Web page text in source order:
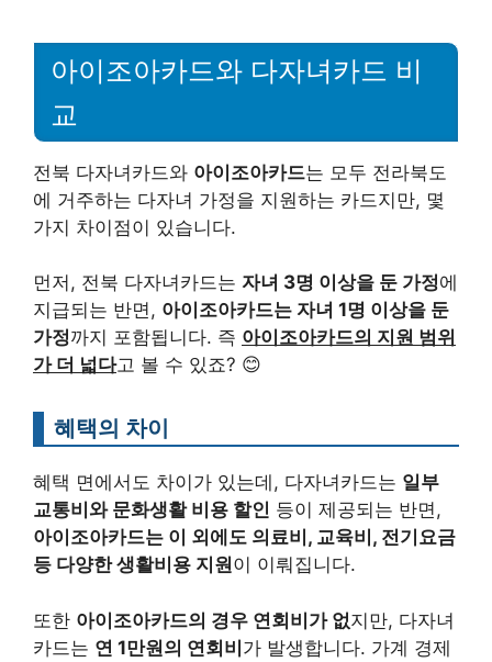
아이조아카드와 다자녀카드 비
교
전북 다자녀카드와 아이조아카드는 모두 전라북도
에 거주하는 다자녀 가정을 지원하는 카드지만, 몇
가지 차이점이 있습니다.
먼저, 전북 다자녀카드는 자녀 3명 이상을 둔 가정에
지급되는 반면, 아이조아카드는 자녀 1명 이상을 둔
가정까지 포함됩니다. 즉 아이조아카드의 지원 범위
가 더 넓다고 볼 수 있죠? 😊
혜택의 차이
혜택 면에서도 차이가 있는데, 다자녀카드는 일부
교통비와 문화생활 비용 할인 등이 제공되는 반면,
아이조아카드는 이 외에도 의료비, 교육비, 전기요금
등 다양한 생활비용 지원이 이뤄집니다.
또한 아이조아카드의 경우 연회비가 없지만, 다자녀
카드는 연 1만원의 연회비가 발생합니다. 가계 경제